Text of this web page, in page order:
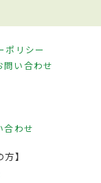
ポリシー
問い合わせ
合わせ
】